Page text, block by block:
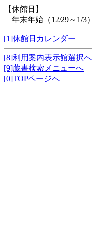
【休館日】
年末年始（12/29～1/3）
[1]休館日カレンダー
[8]利用案内表示館選択へ
[9]蔵書検索メニューへ
[0]TOPページへ